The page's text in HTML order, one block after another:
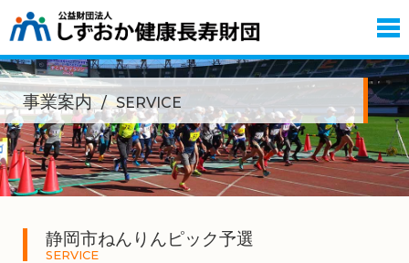
事業案内 SERVICE
静岡市ねんりんピック予選
SERVICE